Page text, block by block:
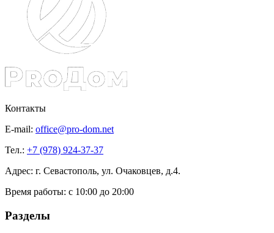
Контакты
E-mail: office@pro-dom.net
Тел.: +7 (978) 924-37-37
Адрес: г. Севастополь, ул. Очаковцев, д.4.
Время работы: с 10:00 до 20:00
Разделы